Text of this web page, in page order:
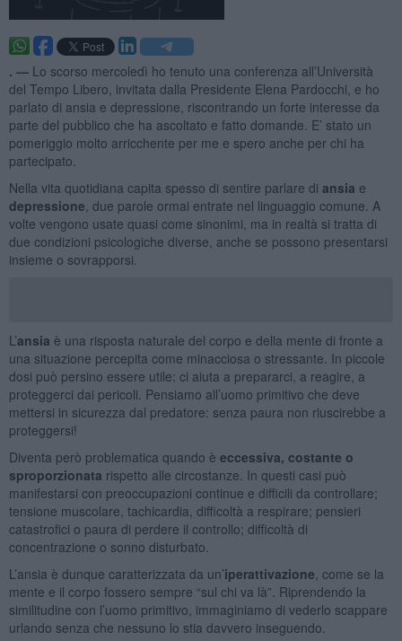
. — Lo scorso mercoledì ho tenuto una conferenza all’Università
del Tempo Libero, invitata dalla Presidente Elena Pardocchi, e ho
parlato di ansia e depressione, riscontrando un forte interesse da
parte del pubblico che ha ascoltato e fatto domande. E’ stato un
pomeriggio molto arricchente per me e spero anche per chi ha
partecipato.
Nella vita quotidiana capita spesso di sentire parlare di ansia e
depressione , due parole ormai entrate nel linguaggio comune. A
volte vengono usate quasi come sinonimi, ma in realtà si tratta di
due condizioni psicologiche diverse, anche se possono presentarsi
insieme o sovrapporsi.
L’ansia è una risposta naturale del corpo e della mente di fronte a
una situazione percepita come minacciosa o stressante. In piccole
dosi può persino essere utile: ci aiuta a prepararci, a reagire, a
proteggerci dai pericoli. Pensiamo all’uomo primitivo che deve
mettersi in sicurezza dal predatore: senza paura non riuscirebbe a
proteggersi!
Diventa però problematica quando è eccessiva, costante o
sproporzionata rispetto alle circostanze. In questi casi può
manifestarsi con preoccupazioni continue e difficili da controllare;
tensione muscolare, tachicardia, difficoltà a respirare; pensieri
catastrofici o paura di perdere il controllo; difficoltà di
concentrazione o sonno disturbato.
L’ansia è dunque caratterizzata da un’iperattivazione , come se la
mente e il corpo fossero sempre “sul chi va là”. Riprendendo la
similitudine con l’uomo primitivo, immaginiamo di vederlo scappare
urlando senza che nessuno lo stia davvero inseguendo.